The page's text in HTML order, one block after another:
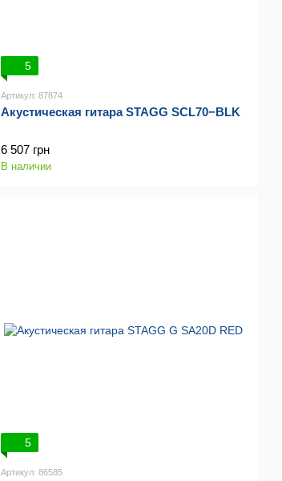
5
Артикул: 87874
Акустическая гитара STAGG SCL70−BLK
6 507 грн
В наличии
5
Артикул: 86585